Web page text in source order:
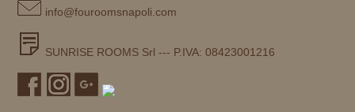
info@fouroomsnapoli.com
SUNRISE ROOMS Srl --- P.IVA: 08423001216